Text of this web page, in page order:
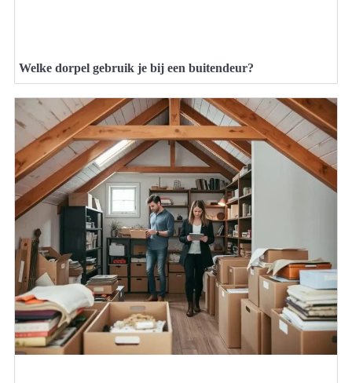
Welke dorpel gebruik je bij een buitendeur?